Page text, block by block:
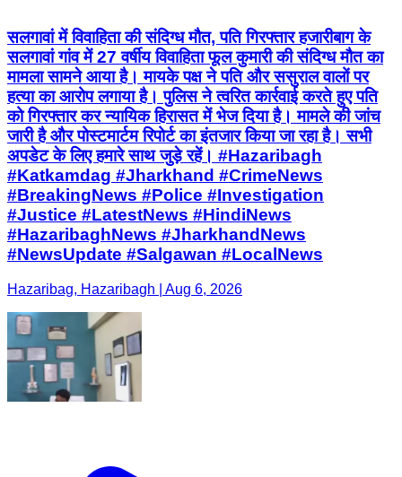
सलगावां में विवाहिता की संदिग्ध मौत, पति गिरफ्तार हजारीबाग के
सलगावां गांव में 27 वर्षीय विवाहिता फूल कुमारी की संदिग्ध मौत का
मामला सामने आया है। मायके पक्ष ने पति और ससुराल वालों पर
हत्या का आरोप लगाया है। पुलिस ने त्वरित कार्रवाई करते हुए पति
को गिरफ्तार कर न्यायिक हिरासत में भेज दिया है। मामले की जांच
जारी है और पोस्टमार्टम रिपोर्ट का इंतजार किया जा रहा है। सभी
अपडेट के लिए हमारे साथ जुड़े रहें। #Hazaribagh
#Katkamdag #Jharkhand #CrimeNews
#BreakingNews #Police #Investigation
#Justice #LatestNews #HindiNews
#HazaribaghNews #JharkhandNews
#NewsUpdate #Salgawan #LocalNews
Hazaribag, Hazaribagh | Aug 6, 2026